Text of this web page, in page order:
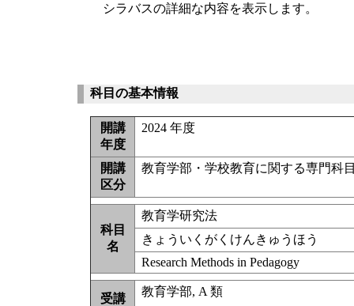
シラバスの詳細な内容を表示します。
科目の基本情報
開講
年度
2024 年度
開講
区分
教育学部・学校教育に関する専門科
科目
名
教育学研究法
きょういくがくけんきゅうほう
Research Methods in Pedagogy
受講
教育学部, A 類